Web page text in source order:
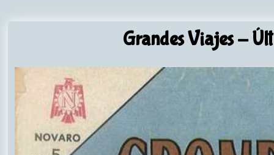
Grandes Viajes-